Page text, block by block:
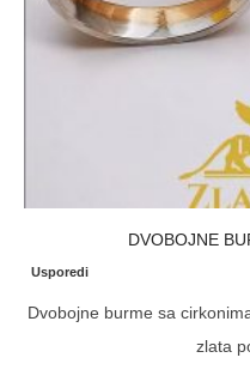
DVOBOJNE
Usporedi
Dvobojne burme sa
zlata